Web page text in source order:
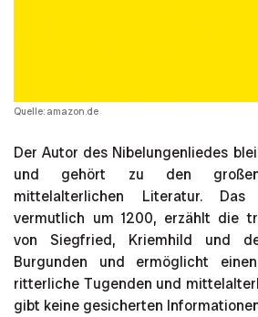
Quelle: amazon.de
Der Autor des Nibelungenliedes
und gehört zu den
mittelalterlichen Literatur. Das
vermutlich um 1200, erzählt die
von Siegfried, Kriemhild und
Burgunden und ermöglicht
ritterliche Tugenden und
gibt keine gesicherten